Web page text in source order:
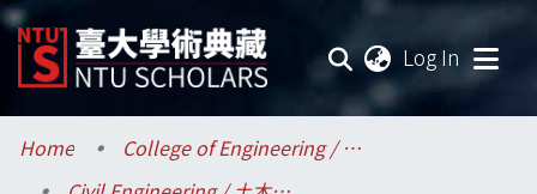
Log In
Communities & Collections
Home
College of Engineering / 工學院